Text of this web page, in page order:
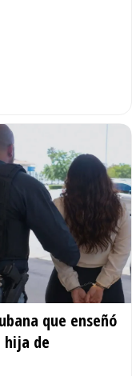
que enseñó
hija de